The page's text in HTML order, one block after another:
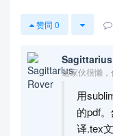
赞同 0
这家伙很懒，
用
的pdf
译.tex